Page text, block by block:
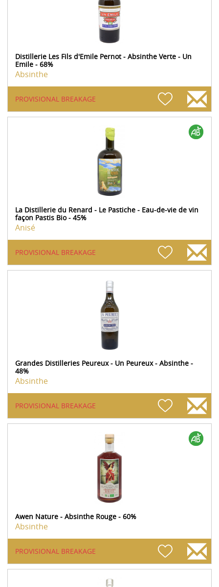
Distillerie Les Fils d'Emile Pernot - Absinthe Verte - Un
Emile - 68%
Absinthe
PROVISIONAL BREAKAGE
La Distillerie du Renard - Le Pastiche - Eau-de-vie de vin
façon Pastis Bio - 45%
Anisé
PROVISIONAL BREAKAGE
Grandes Distilleries Peureux - Un Peureux - Absinthe -
48%
Absinthe
PROVISIONAL BREAKAGE
Awen Nature - Absinthe Rouge - 60%
Absinthe
PROVISIONAL BREAKAGE